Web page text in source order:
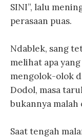
SINI”, lalu
perasaan puas.
Ndablek, sang
melihat apa
mengolok-olok
Dodol, masa
bukannya malah
Saat tengah